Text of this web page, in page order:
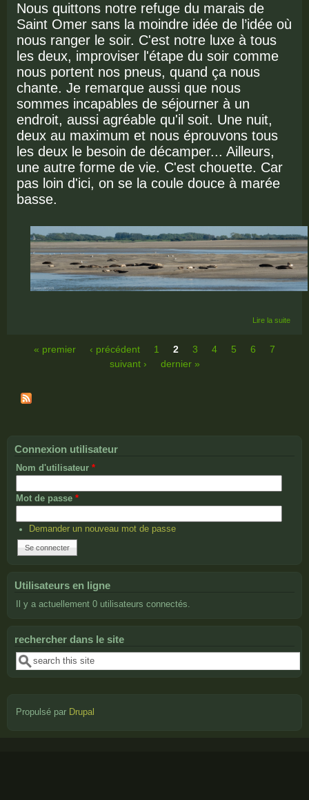
Nous quittons notre refuge du marais de
Saint Omer sans la moindre idée de l’idée où
nous ranger le soir. C'est notre luxe à tous
les deux, improviser l'étape du soir comme
nous portent nos pneus, quand ça nous
chante. Je remarque aussi que nous
sommes incapables de séjourner à un
endroit, aussi agréable qu'il soit. Une nuit,
deux au maximum et nous éprouvons tous
les deux le besoin de décamper... Ailleurs,
une autre forme de vie. C'est chouette. Car
pas loin d'ici, on se la coule douce à marée
basse.
Lire la suitede
« premier ‹ précédent 1 2 3 4 5 6
7
suivant ›
dernier »
Connexion utilisateur
Nom d'utilisateur *
Mot de passe *
Demander un nouveau mot de passe
Utilisateurs en ligne
Il y a actuellement 0 utilisateurs connectés.
rechercher dans le site
Recherche
Propulsé par Drupal